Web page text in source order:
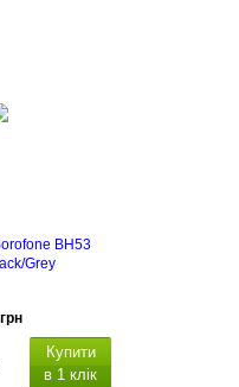
BH53
Grey
грн
Купити
в 1 клік